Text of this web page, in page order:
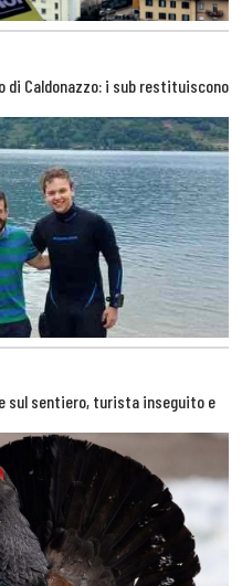
di Caldonazzo: i sub restituiscono
sul sentiero, turista inseguito e